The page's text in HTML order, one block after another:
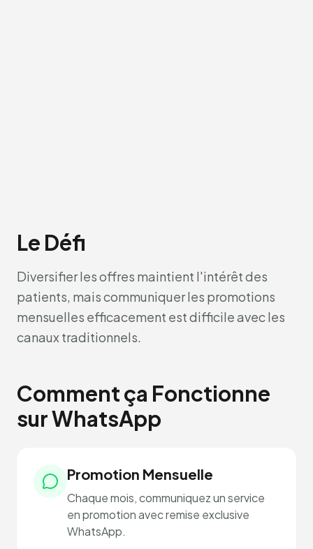
Le Défi
Diversifier les offres maintient l'intérêt des
patients, mais communiquer les promotions
mensuelles efficacement est difficile avec les
canaux traditionnels.
Comment ça Fonctionne
sur WhatsApp
Promotion Mensuelle
Chaque mois, communiquez un service
en promotion avec remise exclusive
WhatsApp.